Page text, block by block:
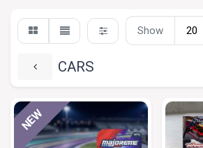
CARS
Show 20
NEW